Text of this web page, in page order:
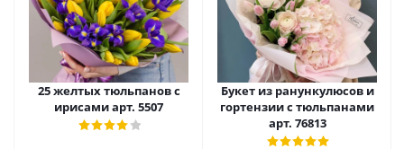
25 желтых тюльпанов с
ирисами арт. 5507
Букет из ранункулюсов и
гортензии с тюльпанами
арт. 76813